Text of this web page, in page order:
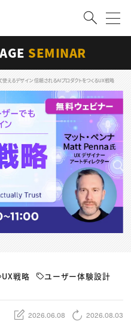
会員登録
SEMINAR
えるデザイン 信頼されるAIプロダクトをつくるUX戦略
UX戦略 ユーザー体験設計
2026.06.08 2026.08.03